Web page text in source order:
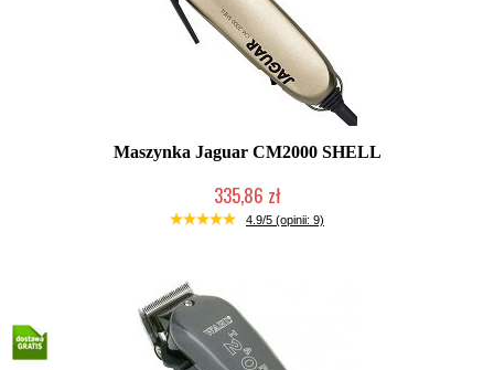
Maszynka Jaguar CM2000 SHELL
335,86 zł
Duża ilość (wysyłka w 24h)
4.9/5 (opinii: 9)